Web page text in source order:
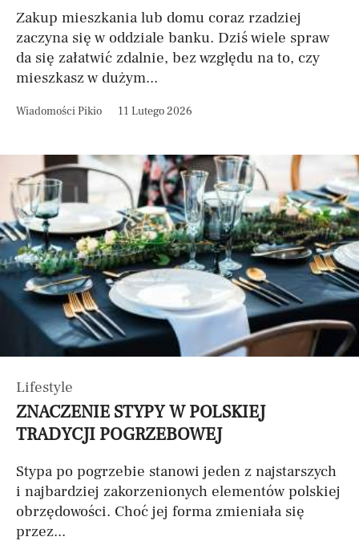
Zakup mieszkania lub domu coraz rzadziej
zaczyna się w oddziale banku. Dziś wiele spraw
da się załatwić zdalnie, bez względu na to, czy
mieszkasz w dużym...
Wiadomości Pikio 11 Lutego 2026
Lifestyle
ZNACZENIE STYPY W POLSKIEJ
TRADYCJI POGRZEBOWEJ
Stypa po pogrzebie stanowi jeden z najstarszych
i najbardziej zakorzenionych elementów polskiej
obrzędowości. Choć jej forma zmieniała się
przez...